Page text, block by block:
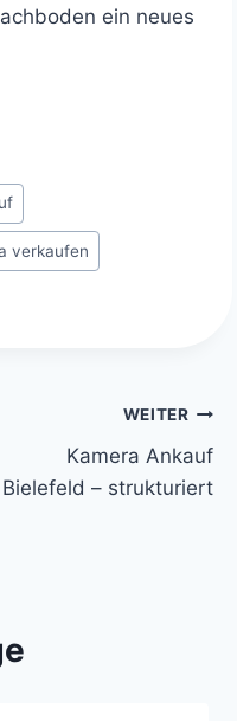
ein neues
verkaufen
WEITER
Kamera Ankauf
Bielefeld – strukturiert